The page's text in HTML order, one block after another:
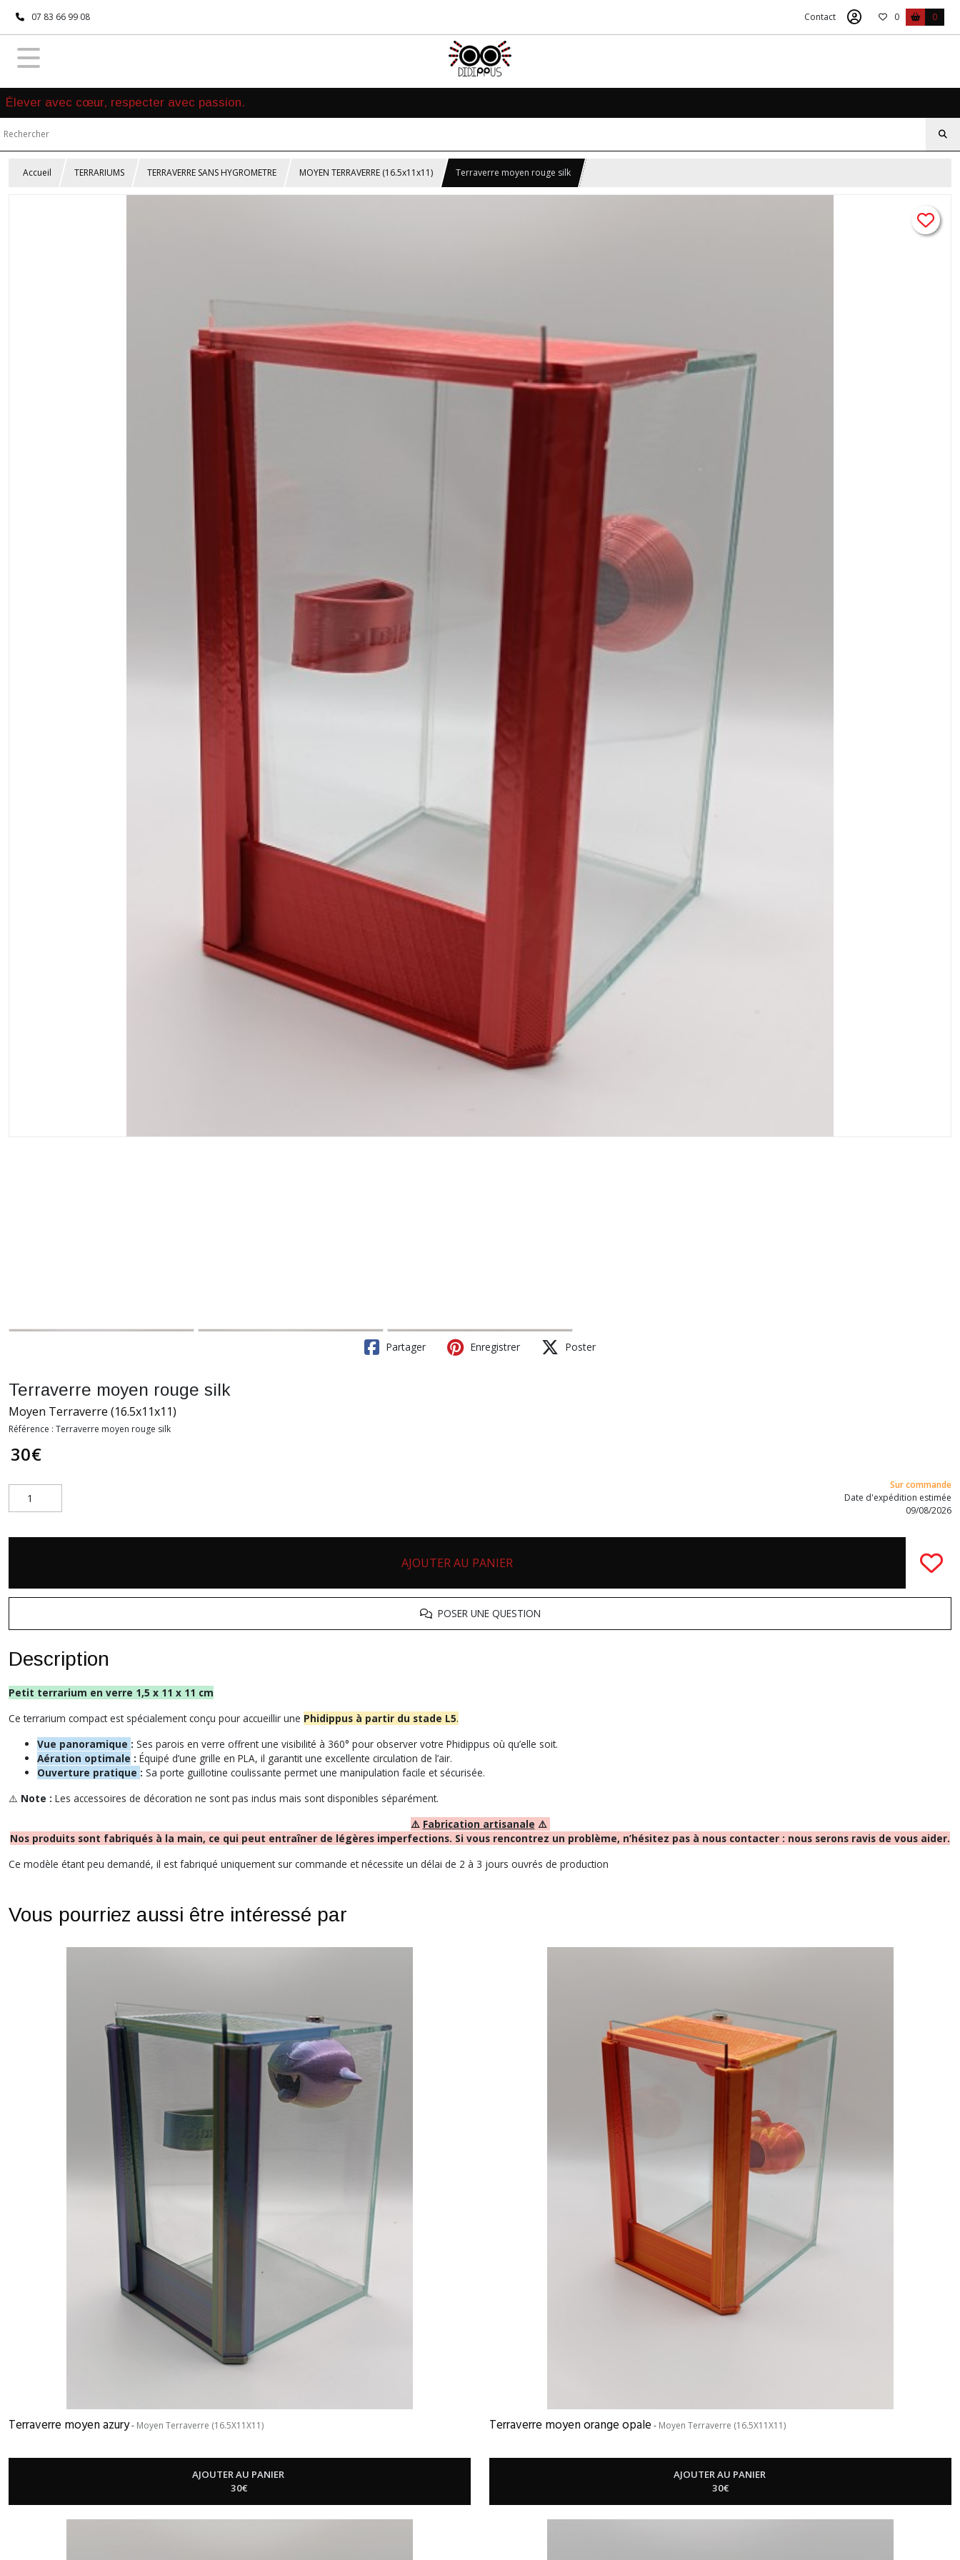
07 83 66 99 08 Contact 0 0
Élever avec cœur, respecter avec passion.
Accueil TERRARIUMS TERRAVERRE SANS HYGROMETRE MOYEN TERRAVERRE (16.5x11x11) Terraverre moyen rouge silk
Partager Enregistrer Poster
Terraverre moyen rouge silk
Moyen Terraverre (16.5x11x11)
Référence : Terraverre moyen rouge silk
30€
Sur commande
Date d'expédition estimée
09/08/2026
AJOUTER AU PANIER
POSER UNE QUESTION
Description
Petit terrarium en verre 1,5 x 11 x 11 cm
Ce terrarium compact est spécialement conçu pour accueillir une Phidippus à partir du stade L5.
Vue panoramique : Ses parois en verre offrent une visibilité à 360° pour observer votre Phidippus où qu’elle soit.
Aération optimale : Équipé d’une grille en PLA, il garantit une excellente circulation de l’air.
Ouverture pratique : Sa porte guillotine coulissante permet une manipulation facile et sécurisée.
⚠️ Note : Les accessoires de décoration ne sont pas inclus mais sont disponibles séparément.
⚠️ Fabrication artisanale ⚠️
Nos produits sont fabriqués à la main, ce qui peut entraîner de légères imperfections. Si vous rencontrez un problème, n’hésitez pas à nous contacter : nous serons ravis de vous aider.
Ce modèle étant peu demandé, il est fabriqué uniquement sur commande et nécessite un délai de 2 à 3 jours ouvrés de production
Vous pourriez aussi être intéressé par
Terraverre moyen azury- Moyen Terraverre (16.5X11X11)
AJOUTER AU PANIER
30€
Terraverre moyen orange opale - Moyen Terraverre (16.5X11X11)
AJOUTER AU PANIER
30€